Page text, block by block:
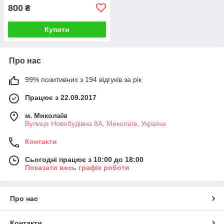
800 ₴
Купити
Про нас
99% позитивних з 194 відгуків за рік
Працює з 22.09.2017
м. Миколаїв
Вулиця Новобудівна 8А, Миколаїв, Україна
Контакти
Сьогодні працює з 10:00 до 18:00
Показати весь графік роботи
Про нас